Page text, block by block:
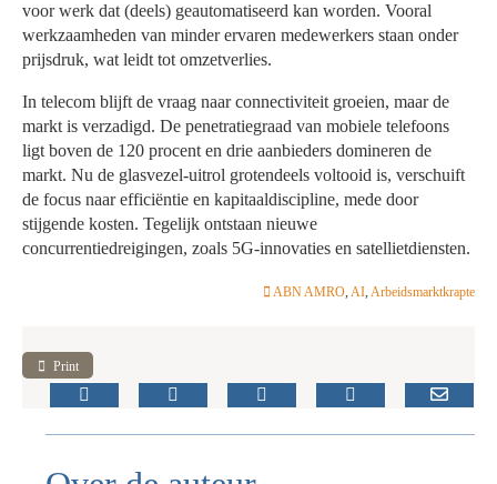
voor werk dat (deels) geautomatiseerd kan worden. Vooral
werkzaamheden van minder ervaren medewerkers staan onder
prijsdruk, wat leidt tot omzetverlies.
In telecom blijft de vraag naar connectiviteit groeien, maar de
markt is verzadigd. De penetratiegraad van mobiele telefoons
ligt boven de 120 procent en drie aanbieders domineren de
markt. Nu de glasvezel-uitrol grotendeels voltooid is, verschuift
de focus naar efficiëntie en kapitaaldiscipline, mede door
stijgende kosten. Tegelijk ontstaan nieuwe
concurrentiedreigingen, zoals 5G-innovaties en satellietdiensten.
ABN AMRO, AI, Arbeidsmarktkrapte
Print